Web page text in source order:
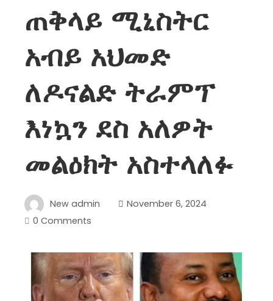
ጠቅላይ ሚኒስትር
አብይ አህመድ
ለዶናልድ ትራምፕ
እነኳን ደስ አለዎት
መልዕክት አስተላለፉ
New admin
November 6, 2024
0 Comments